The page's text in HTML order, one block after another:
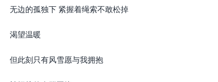
无边的孤独下 紧握着绳索不敢松掉
渴望温暖
但此刻只有风雪愿与我拥抱